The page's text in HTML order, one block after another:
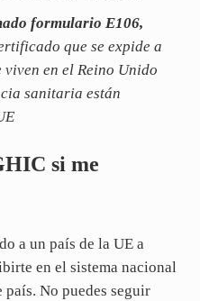
formulario E106,
que se expide a
en el Reino Unido
sanitaria están
si me
a un país de la UE a
en el sistema nacional
país. No puedes seguir